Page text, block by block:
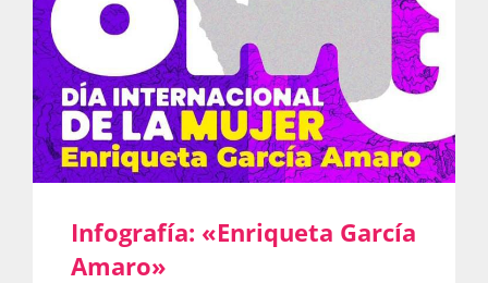
Infografía: «Enriqueta García
Amaro»